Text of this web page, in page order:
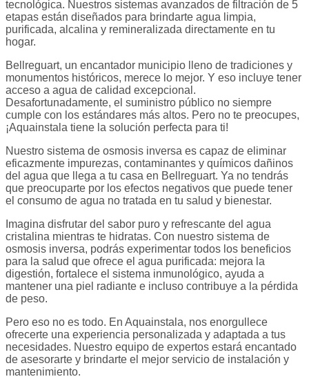
tecnológica. Nuestros sistemas avanzados de filtración de 5
etapas están diseñados para brindarte agua limpia,
purificada, alcalina y remineralizada directamente en tu
hogar.
Bellreguart, un encantador municipio lleno de tradiciones y
monumentos históricos, merece lo mejor. Y eso incluye tener
acceso a agua de calidad excepcional.
Desafortunadamente, el suministro público no siempre
cumple con los estándares más altos. Pero no te preocupes,
¡Aquainstala tiene la solución perfecta para ti!
Nuestro sistema de osmosis inversa es capaz de eliminar
eficazmente impurezas, contaminantes y químicos dañinos
del agua que llega a tu casa en Bellreguart. Ya no tendrás
que preocuparte por los efectos negativos que puede tener
el consumo de agua no tratada en tu salud y bienestar.
Imagina disfrutar del sabor puro y refrescante del agua
cristalina mientras te hidratas. Con nuestro sistema de
osmosis inversa, podrás experimentar todos los beneficios
para la salud que ofrece el agua purificada: mejora la
digestión, fortalece el sistema inmunológico, ayuda a
mantener una piel radiante e incluso contribuye a la pérdida
de peso.
Pero eso no es todo. En Aquainstala, nos enorgullece
ofrecerte una experiencia personalizada y adaptada a tus
necesidades. Nuestro equipo de expertos estará encantado
de asesorarte y brindarte el mejor servicio de instalación y
mantenimiento.